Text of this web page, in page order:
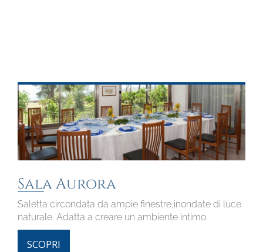
Sala Aurora
Saletta circondata da ampie finestre,inondate di luce
naturale. Adatta a creare un ambiente intimo.
SCOPRI